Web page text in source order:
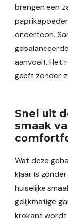
brengen een
ondertoon.
aanvoelt. Het
geeft zonder
Snel uit
smaak
Wat deze
klaar is
huiselijke
gelijkmatige
krokant wordt